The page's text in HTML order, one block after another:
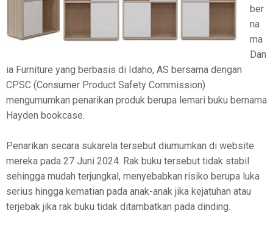
ber
na
ma
Dan
ia Furniture yang berbasis di Idaho, AS bersama dengan
CPSC (Consumer Product Safety Commission)
mengumumkan penarikan produk berupa lemari buku bernama
Hayden bookcase.
Penarikan secara sukarela tersebut diumumkan di website
mereka pada 27 Juni 2024. Rak buku tersebut tidak stabil
sehingga mudah terjungkal, menyebabkan risiko berupa luka
serius hingga kematian pada anak-anak jika kejatuhan atau
terjebak jika rak buku tidak ditambatkan pada dinding.